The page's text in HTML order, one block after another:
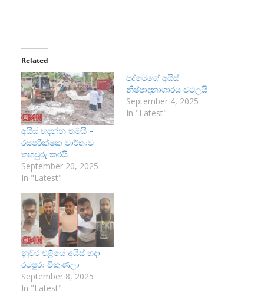
Related
අයිස් හදන්න තමයි –
රසපරීක්ෂක වාර්තාව
තහවුරු කරයි
September 20, 2025
In "Latest"
පද්මෙගේ අයිස්
නිෂ්පාදනාගාරය වටලයි
September 4, 2025
In "Latest"
නුවර එළියේ අයිස් හදා
රටපුරා විකුණලා
September 8, 2025
In "Latest"